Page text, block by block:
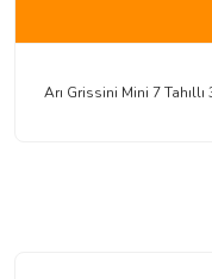
Arı Grissini Mini 7